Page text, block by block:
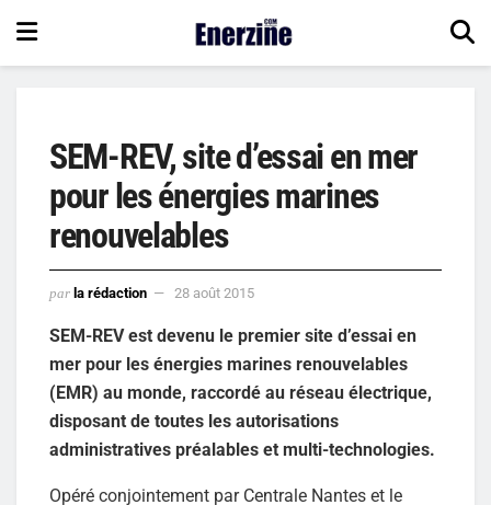
SEM-REV, site d’essai en mer
pour les énergies marines
renouvelables
par la rédaction 28 août 2015
SEM-REV est devenu le premier site d’essai en
mer pour les énergies marines renouvelables
(EMR) au monde, raccordé au réseau électrique,
disposant de toutes les autorisations
administratives préalables et multi-technologies.
Opéré conjointement par Centrale Nantes et le